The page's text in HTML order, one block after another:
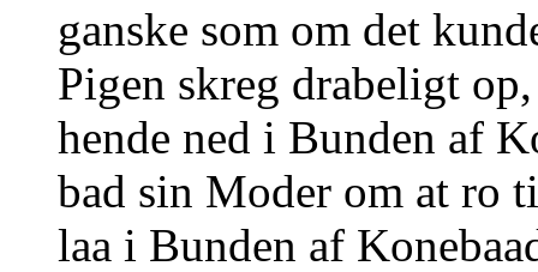
ganske som om det
Pigen skreg drabeligt
hende ned i Bunden af
bad sin Moder om at ro
laa i Bunden af